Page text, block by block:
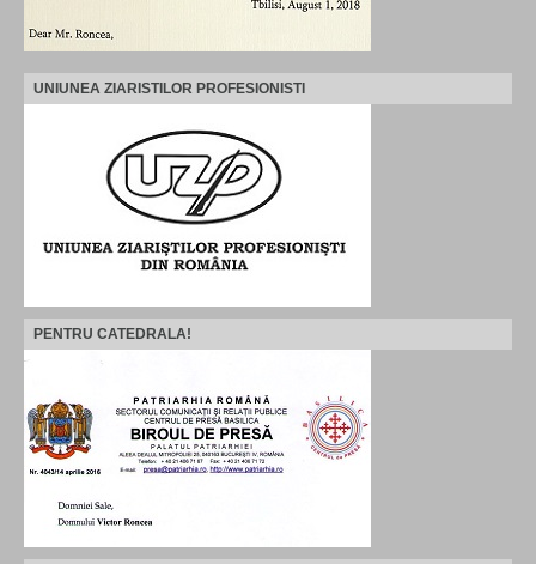
UNIUNEA ZIARISTILOR PROFESIONISTI
PENTRU CATEDRALA!